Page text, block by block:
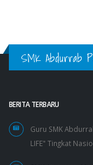
SMK Abdurrab
BERITA TERBARU
Guru SMK
LIFE" Tingkat